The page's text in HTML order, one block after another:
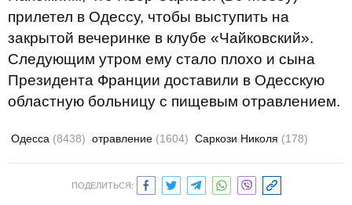
прилетел в Одессу, чтобы выступить на
закрытой вечеринке в клубе «Чайковский».
Следующим утром ему стало плохо и сына
Президента Франции доставили в Одесскую
областную больницу с пищевым отравлением.
Одесса (8438) отравление (1604) Саркози Николя (178)
ПОДЕЛИТЬСЯ: